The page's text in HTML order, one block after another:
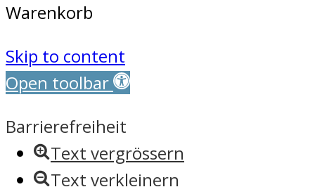
Warenkorb
Skip to content
Open toolbar
Barrierefreiheit
Text vergrössern
Text verkleinern